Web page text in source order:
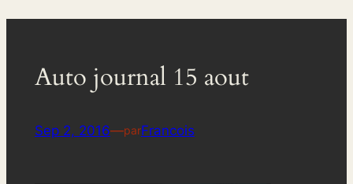
Auto journal 15 aout
Sep 2, 2016—parFrancois